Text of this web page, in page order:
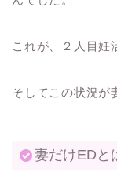
これが、２人目妊
そしてこの状況が
妻だけEDと